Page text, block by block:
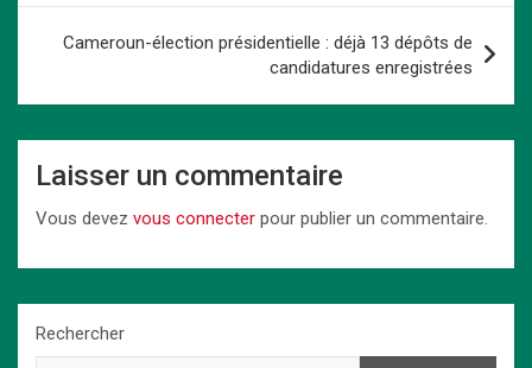
k
n
p
Cameroun-élection présidentielle : déjà 13 dépôts de
candidatures enregistrées
Laisser un commentaire
Vous devez vous connecter pour publier un commentaire.
Rechercher